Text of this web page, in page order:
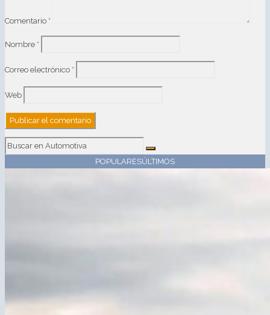
Comentario *
Nombre *
Correo electrónico *
Web
POPULARESÚLTIMOS